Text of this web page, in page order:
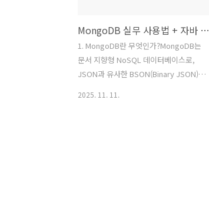
MongoDB 실무 사용법 + 자바 연동 예제
1. MongoDB란 무엇인가?MongoDB는
문서 지향형 NoSQL 데이터베이스로,
JSON과 유사한 BSON(Binary JSON)
2025. 11. 11.